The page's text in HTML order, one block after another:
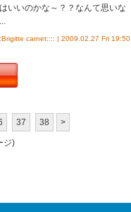
いいのかな～？？なんて思いな
carnet:::: | 2009.02.27 Fri 19:50
37 38 >
ジ)